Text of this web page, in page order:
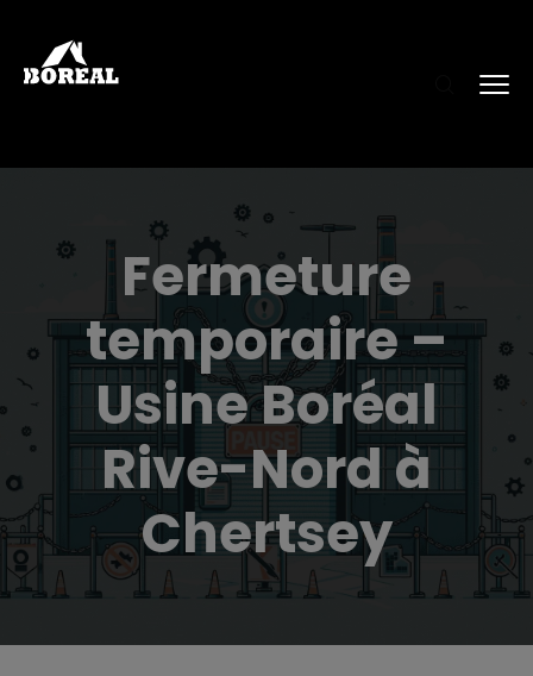
Fermeture
temporaire –
Usine Boréal
Rive-Nord à
Chertsey